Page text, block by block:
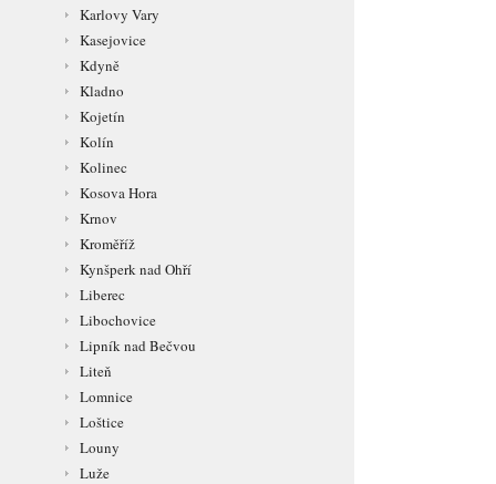
Karlovy Vary
Kasejovice
Kdyně
Kladno
Kojetín
Kolín
Kolinec
Kosova Hora
Krnov
Kroměříž
Kynšperk nad Ohří
Liberec
Libochovice
Lipník nad Bečvou
Liteň
Lomnice
Loštice
Louny
Luže